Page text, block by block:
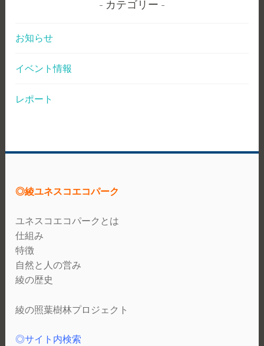
カテゴリー
お知らせ
イベント情報
レポート
◎綾ユネスコエコパーク
ユネスコエコパークとは
仕組み
特徴
自然と人の営み
綾の歴史
綾の照葉樹林プロジェクト
◎サイト内検索